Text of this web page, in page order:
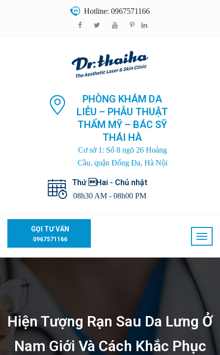
Hotline: 0967571166
PHÒNG KHÁM DA
LIỄU – PHẪU THUẬT
THẨM MỸ – BÁC SỸ
THÁI HÀ
Cơ sở 1: Số 8 ngõ 26 Hoàng
Cầu, quận Đống Đa, Hà Nội
Thứ Hai - Chủ nhật
08h30 AM - 08h00 PM
GỌI TƯ VẤN
0967571166
Hiện Tượng Rạn Sau Da Lưng Ở
Nam Giới Và Cách Khắc Phục